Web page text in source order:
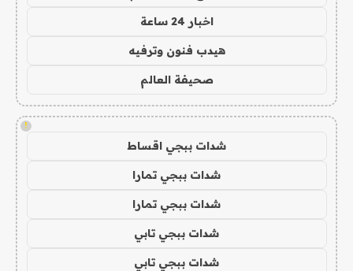
اخبار 24 ساعة
هيدب فنون وترفيه
صحيفة العالم
!
شدات ببجي اقساط
شدات ببجي تمارا
شدات ببجي تمارا
شدات ببجي تابي
شدات ببجي تابي